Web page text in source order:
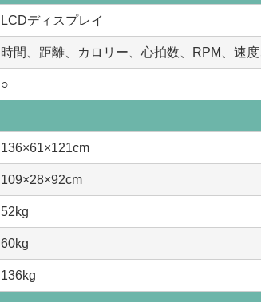
LCDディスプレイ
時間、距離、カロリー、心拍数、RPM、速
○
136×61×121cm
109×28×92cm
52kg
60kg
136kg